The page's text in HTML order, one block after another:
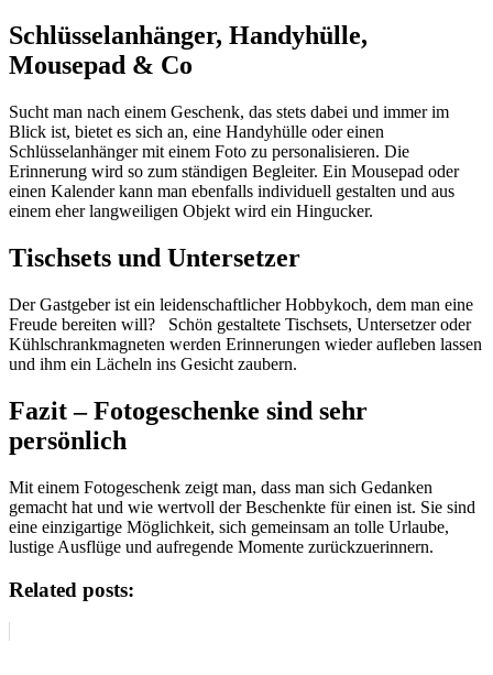
Schlüsselanhänger, Handyhülle,
Mousepad & Co
Sucht man nach einem Geschenk, das stets dabei und immer im
Blick ist, bietet es sich an, eine Handyhülle oder einen
Schlüsselanhänger mit einem Foto zu personalisieren. Die
Erinnerung wird so zum ständigen Begleiter. Ein Mousepad oder
einen Kalender kann man ebenfalls individuell gestalten und aus
einem eher langweiligen Objekt wird ein Hingucker.
Tischsets und Untersetzer
Der Gastgeber ist ein leidenschaftlicher Hobbykoch, dem man eine
Freude bereiten will? Schön gestaltete Tischsets, Untersetzer oder
Kühlschrankmagneten werden Erinnerungen wieder aufleben lassen
und ihm ein Lächeln ins Gesicht zaubern.
Fazit – Fotogeschenke sind sehr
persönlich
Mit einem Fotogeschenk zeigt man, dass man sich Gedanken
gemacht hat und wie wertvoll der Beschenkte für einen ist. Sie sind
eine einzigartige Möglichkeit, sich gemeinsam an tolle Urlaube,
lustige Ausflüge und aufregende Momente zurückzuerinnern.
Related posts: